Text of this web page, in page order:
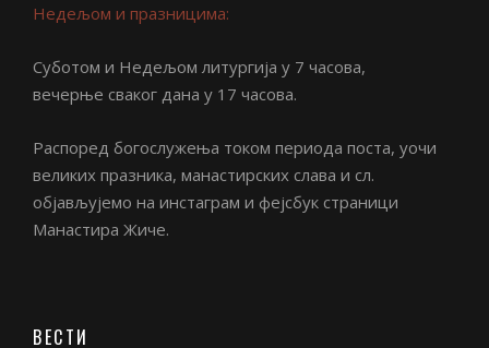
Недељом и празницима:
Суботом и Недељом литургија у 7 часова,
вечерње сваког дана у 17 часова.
Распоред богослужења током периода поста, уочи
великих празника, манастирских слава и сл.
објављујемо на инстаграм и фејсбук страници
Манастира Жиче.
ВЕСТИ